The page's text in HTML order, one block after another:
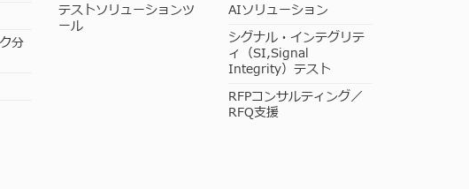
分
テストソリューションツ
ール
AIソリューション
シグナル・インテグリテ
ィ（SI,Signal
Integrity）テスト
RFPコンサルティング／
RFQ支援